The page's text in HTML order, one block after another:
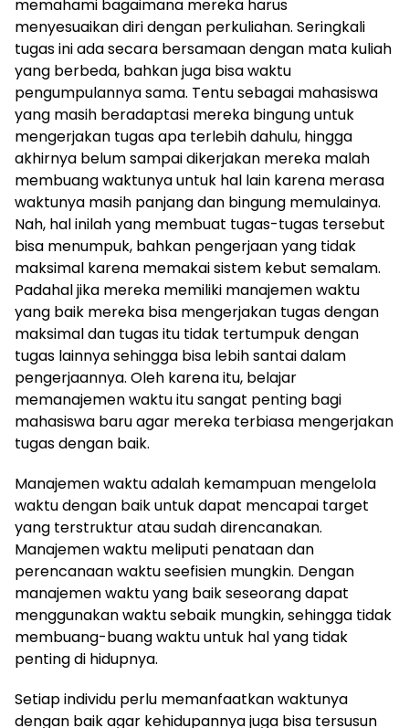
memahami bagaimana mereka harus
menyesuaikan diri dengan perkuliahan. Seringkali
tugas ini ada secara bersamaan dengan mata kuliah
yang berbeda, bahkan juga bisa waktu
pengumpulannya sama. Tentu sebagai mahasiswa
yang masih beradaptasi mereka bingung untuk
mengerjakan tugas apa terlebih dahulu, hingga
akhirnya belum sampai dikerjakan mereka malah
membuang waktunya untuk hal lain karena merasa
waktunya masih panjang dan bingung memulainya.
Nah, hal inilah yang membuat tugas-tugas tersebut
bisa menumpuk, bahkan pengerjaan yang tidak
maksimal karena memakai sistem kebut semalam.
Padahal jika mereka memiliki manajemen waktu
yang baik mereka bisa mengerjakan tugas dengan
maksimal dan tugas itu tidak tertumpuk dengan
tugas lainnya sehingga bisa lebih santai dalam
pengerjaannya. Oleh karena itu, belajar
memanajemen waktu itu sangat penting bagi
mahasiswa baru agar mereka terbiasa mengerjakan
tugas dengan baik.
Manajemen waktu adalah kemampuan mengelola
waktu dengan baik untuk dapat mencapai target
yang terstruktur atau sudah direncanakan.
Manajemen waktu meliputi penataan dan
perencanaan waktu seefisien mungkin. Dengan
manajemen waktu yang baik seseorang dapat
menggunakan waktu sebaik mungkin, sehingga tidak
membuang-buang waktu untuk hal yang tidak
penting di hidupnya.
Setiap individu perlu memanfaatkan waktunya
dengan baik agar kehidupannya juga bisa tersusun